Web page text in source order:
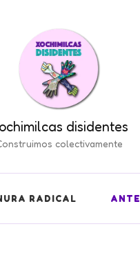
disidentes
colectivamente
RADICAL